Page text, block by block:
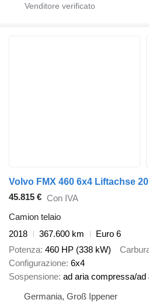
Volvo FMX 460 6x4 Liftachse
45.815 € Con IVA
Camion telaio
2018
367.600 km
Euro 6
Potenza 460 HP (338 kW)
Configurazione 6x4
Sospensione ad aria compressa/
Germania, Groß Ippener